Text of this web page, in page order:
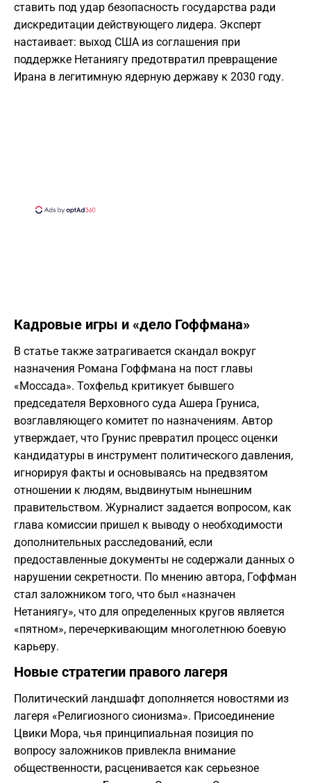
ставить под удар безопасность государства ради
дискредитации действующего лидера. Эксперт
настаивает: выход США из соглашения при
поддержке Нетаниягу предотвратил превращение
Ирана в легитимную ядерную державу к 2030 году.
​Кадровые игры и «дело Гоффмана»
​В статье также затрагивается скандал вокруг
назначения Романа Гоффмана на пост главы
«Моссада». Тохфельд критикует бывшего
председателя Верховного суда Ашера Груниса,
возглавляющего комитет по назначениям. Автор
утверждает, что Грунис превратил процесс оценки
кандидатуры в инструмент политического давления,
игнорируя факты и основываясь на предвзятом
отношении к людям, выдвинутым нынешним
правительством. Журналист задается вопросом, как
глава комиссии пришел к выводу о необходимости
дополнительных расследований, если
предоставленные документы не содержали данных о
нарушении секретности. По мнению автора, Гоффман
стал заложником того, что был «назначен
Нетаниягу», что для определенных кругов является
«пятном», перечеркивающим многолетнюю боевую
карьеру.
​Новые стратегии правого лагеря
​Политический ландшафт дополняется новостями из
лагеря «Религиозного сионизма». Присоединение
Цвики Мора, чья принципиальная позиция по
вопросу заложников привлекла внимание
общественности, расценивается как серьезное